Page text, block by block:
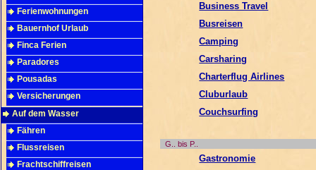
Ferienwohnungen
Bauernhof Urlaub
Finca Ferien
Paradores
Pousadas
Versicherungen
Auf dem Wasser
Fähren
Flussreisen
Frachtschiffreisen
Business Travel
Busreisen
Camping
Carsharing
Charterflug Airlines
Cluburlaub
Couchsurfing
G.. bis P..
Gastronomie